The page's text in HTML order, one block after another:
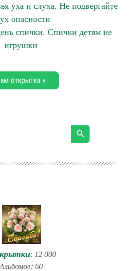
уха и слуха. Не подвергайте
опасности
спички. Спички детям не
игрушки
открытка »
: 12 000
Альбомов: 60